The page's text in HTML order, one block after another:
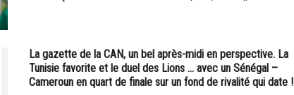
La gazette de la CAN, un bel après-midi en perspective. La
Tunisie favorite et le duel des Lions ... avec un Sénégal –
Cameroun en quart de finale sur un fond de rivalité qui date !